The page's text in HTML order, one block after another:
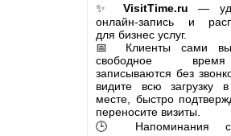
✨ VisitTime.ru —
онлайн-запись и
для бизнес услуг.
📅 Клиенты сами
свободное
записываются без
видите всю загрузку
месте, быстро
переносите визиты.
🕒 Напоминания